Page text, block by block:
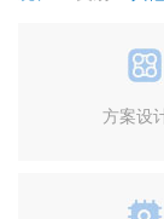
方案设